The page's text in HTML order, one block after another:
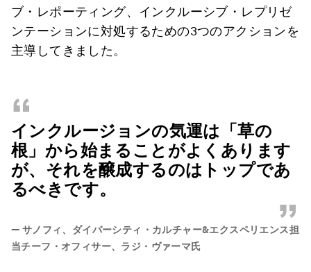
ブ・レポーティング、インクルーシブ・レプリゼ
ンテーションに対処するための3つのアクションを
主導してきました。
“
インクルージョンの気運は「草の
根」から始まることがよくあります
が、それを醸成するのはトップであ
るべきです。
”
— サノフィ、ダイバーシティ・カルチャー&エクスペリエンス担
当チーフ・オフィサー、ラジ・ヴァーマ氏